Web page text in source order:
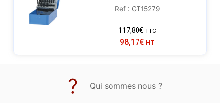
Ref : GT15279
117,80€ TTC
98,17€ HT
Qui sommes nous ?